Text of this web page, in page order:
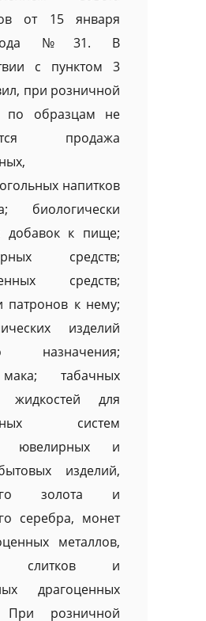
от 15 января
№31. В
с пунктом 3
при розничной
по образцам не
продажа
напитков
биологически
добавок к пище;
средств;
средств;
патронов к нему;
изделий
назначения;
табачных
жидкостей для
систем
ювелирных и
изделий,
золота и
серебра, монет
металлов,
слитков и
драгоценных
При розничной